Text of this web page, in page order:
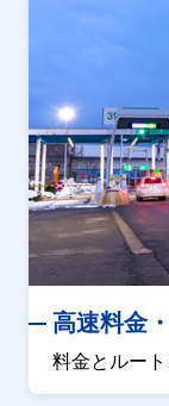
高速料金
料金とルー